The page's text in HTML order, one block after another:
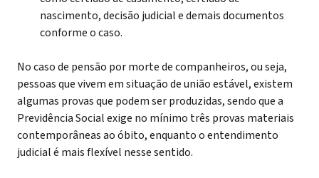
nascimento, decisão judicial e demais documentos
conforme o caso.
No caso de pensão por morte de companheiros, ou seja,
pessoas que vivem em situação de união estável, existem
algumas provas que podem ser produzidas, sendo que a
Previdência Social exige no mínimo três provas materiais
contemporâneas ao óbito, enquanto o entendimento
judicial é mais flexível nesse sentido.